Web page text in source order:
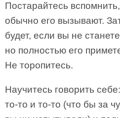
Постарайтесь
обычно его вызывают.
будет, если вы не
но полностью его
Не торопитесь.
Научитесь говорить
то-то и то-то (что бы за